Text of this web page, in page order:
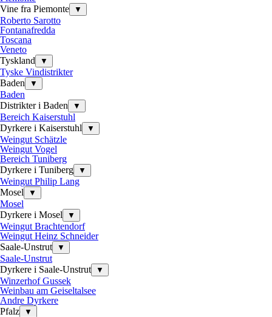
Vine fra Piemonte
▼
Roberto Sarotto
Fontanafredda
Toscana
Veneto
Tyskland
▼
Tyske Vindistrikter
Baden
▼
Baden
Distrikter i Baden
▼
Bereich Kaiserstuhl
Dyrkere i Kaiserstuhl
▼
Weingut Schätzle
Weingut Vogel
Bereich Tuniberg
Dyrkere i Tuniberg
▼
Weingut Philip Lang
Mosel
▼
Mosel
Dyrkere i Mosel
▼
Weingut Brachtendorf
Weingut Heinz Schneider
Saale-Unstrut
▼
Saale-Unstrut
Dyrkere i Saale-Unstrut
▼
Winzerhof Gussek
Weinbau am Geiseltalsee
Andre Dyrkere
Pfalz
▼